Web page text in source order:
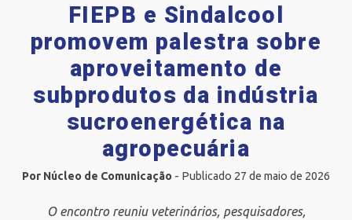
FIEPB e Sindalcool
promovem palestra sobre
aproveitamento de
subprodutos da indústria
sucroenergética na
agropecuária
Por Núcleo de Comunicação - Publicado 27 de maio de 2026
O encontro reuniu veterinários, pesquisadores,